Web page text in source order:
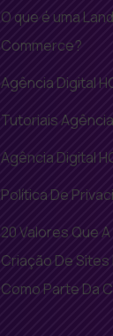
O que é uma
Commerce?
Agência Digital
Tutoriais
Agência Digital
Política De
20 Valores Que
Criação De Sites
Como Parte Da